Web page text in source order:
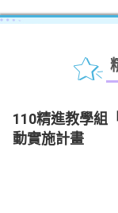
110精進教學組
動實施計畫